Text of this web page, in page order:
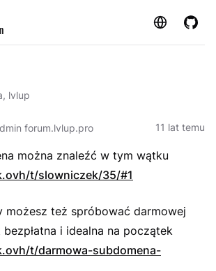
Strona
lvlup
forum.lvlup.pro 11 lat temu
można znaleźć w tym wątku
t/slowniczek/35/#1
możesz też spróbować darmowej
bezpłatna i idealna na początek
t/darmowa-subdomena-